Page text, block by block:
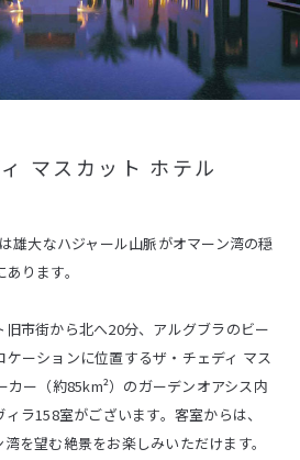
マスカット ホテル
雄大なハジャール山脈がオマーン湾の穏
ります。
市街から北へ20分、アルグブラのビー
ーションに位置するザ・チェディ マス
カー（約85km²）のガーデンオアシス内
ラ158室がございます。客室からは、
を望む絶景をお楽しみいただけます。